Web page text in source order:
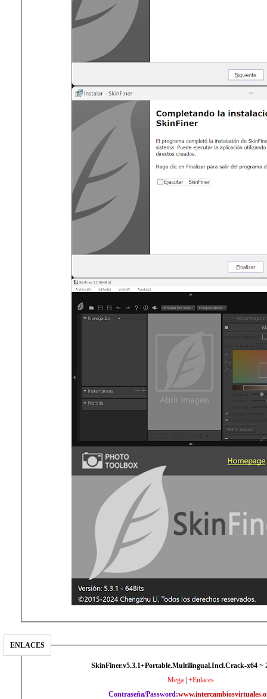
ENLACES
SkinFiner.v5.3.1+Portable.Multilingual.Incl.Crack-x64 ~
Mega +Enlaces
Contraseña/Password: